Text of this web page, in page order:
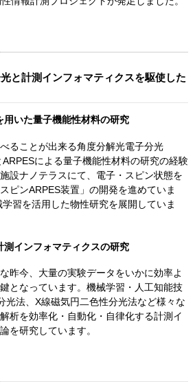
と計測インフォマティクスを駆使した
用いた量子機能性材料の研究
ることが出来る角度分解光電子分光
ARPESによる量子機能性材料の研究の経験
設ナノテラスにて、電子・スピン状態を
ピンARPES装置」の開発を進めていま
習を活用した物性研究を展開していま
測インフォマティクスの研究
昨今、大量の実験データをいかに効率よ
となっています。機械学習・人工知能技
光法、X線磁気円二色性分光法など様々な
析を効率化・自動化・自律化する計測イ
を研究しています。